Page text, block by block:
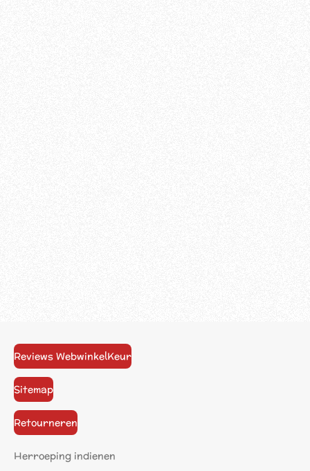
Reviews WebwinkelKeur
Sitemap
Retourneren
Herroeping indienen